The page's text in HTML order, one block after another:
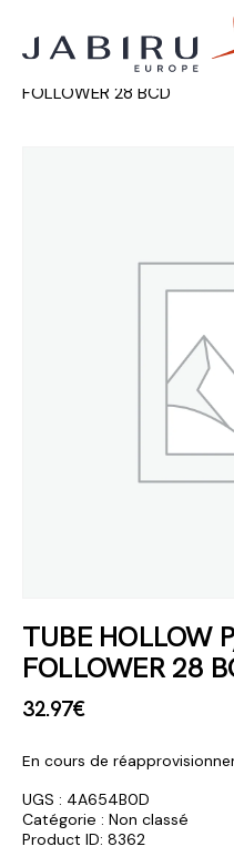
Accueil Non classé
FOLLOWER 28 BCD
TUBE HOLLOW
FOLLOWER 28
32.97€
En cours de
UGS : 4A654B0D
Catégorie : Non classé
Product ID: 8362